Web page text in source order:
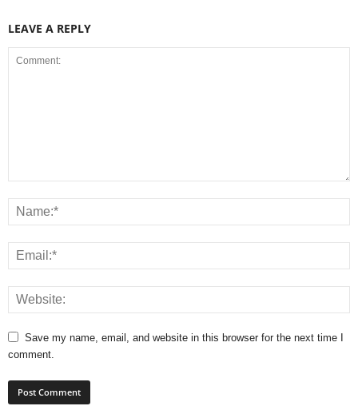
LEAVE A REPLY
Save my name, email, and website in this browser for the next time I
comment.